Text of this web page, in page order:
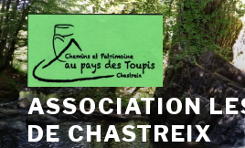
Aller
au
contenu
principal
ASSOCIATION
DE CHASTREIX